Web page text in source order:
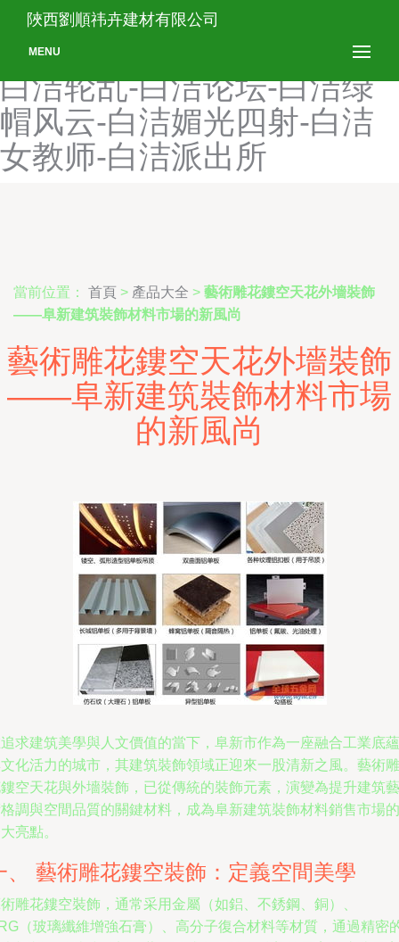
俺去也最新网址-白洁李老
师-白洁李明-白洁李明高义-
白洁轮乱-白洁论坛-白洁绿
帽风云-白洁媚光四射-白洁
女教师-白洁派出所
陜西劉順祎卉建材有限公司
MENU
當前位置： 首頁 > 產品大全 > 藝術雕花鏤空天花外墻裝飾
——阜新建筑裝飾材料市場的新風尚
藝術雕花鏤空天花外墻裝飾
——阜新建筑裝飾材料市場
的新風尚
求建筑美學與人文價值的當下，阜新市作為一座融合工業底蘊
化活力的城市，其建筑裝飾領域正迎來一股清新之風。藝術雕
空天花與外墻裝飾，已從傳統的裝飾元素，演變為提升建筑藝
調與空間品質的關鍵材料，成為阜新建筑裝飾材料銷售市場的
亮點。
、 藝術雕花鏤空裝飾：定義空間美學
雕花鏤空裝飾，通常采用金屬（如鋁、不銹鋼、銅）、
（玻璃纖維增強石膏）、高分子復合材料等材質，通過精密